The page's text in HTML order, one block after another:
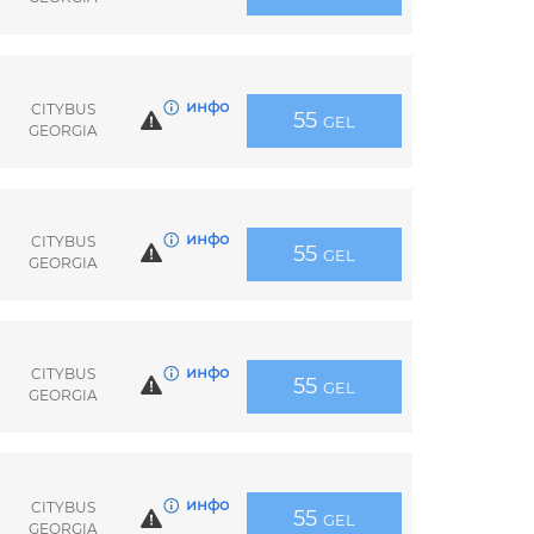
CITYBUS
GEORGIA
инфо
55GEL
CITYBUS
GEORGIA
инфо
55GEL
CITYBUS
GEORGIA
инфо
55GEL
CITYBUS
GEORGIA
инфо
55GEL